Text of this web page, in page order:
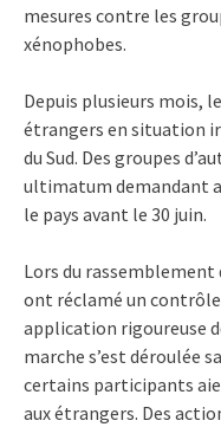
mesures contre les
xénophobes.
Depuis plusieurs mois,
étrangers en situation
du Sud. Des groupes
ultimatum demandant
le pays avant le 30 juin.
Lors du
ont réclamé un
application rigoureuse
marche s’est déroulée
certains participants
aux étrangers. Des